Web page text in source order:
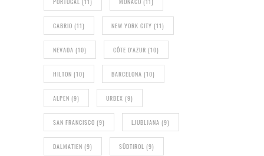
CABRIO (11) NEW YORK CITY (11)
NEVADA (10) CÔTE D'AZUR (10)
HILTON (10) BARCELONA (10)
ALPEN (9) URBEX (9)
SAN FRANCISCO (9) LJUBLJANA (9)
DALMATIEN (9) SÜDTIROL (9)